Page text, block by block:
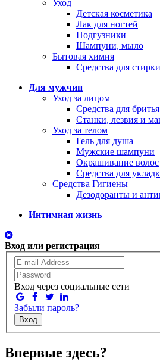
Уход
Детская косметика
Лак для ногтей
Подгузники
Шампуни, мыло
Бытовая химия
Средства для стирки
Для мужчин
Уход за лицом
Средства для бритья
Станки, лезвия и
Уход за телом
Гель для душа
Мужские шампуни
Окрашивание волос
Средства для
Средства Гигиены
Дезодоранты и
Интимная жизнь
Вход или регистрация
Вход через социальные сети
Забыли пароль?
Вход
Впервые здесь?